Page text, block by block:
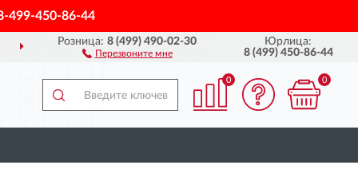
499-450-86-44
ДОСТАВИМ ПО ВСЕЙ РОССИИ
Розница:8 (499) 490-02-30
Перезвоните мне
Юрлица:
8 (499) 450-86-44
0 0